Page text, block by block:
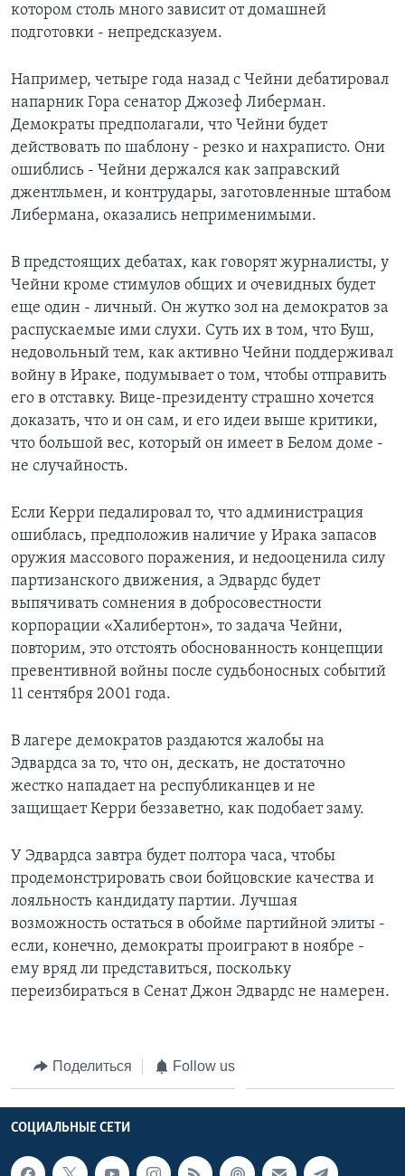
котором столь много зависит от домашней
подготовки - непредсказуем.
Например, четыре года назад с Чейни дебатировал
напарник Гора сенатор Джозеф Либерман.
Демократы предполагали, что Чейни будет
действовать по шаблону - резко и нахраписто. Они
ошиблись - Чейни держался как заправский
джентльмен, и контрудары, заготовленные штабом
Либермана, оказались неприменимыми.
В предстоящих дебатах, как говорят журналисты, у
Чейни кроме стимулов общих и очевидных будет
еще один - личный. Он жутко зол на демократов за
распускаемые ими слухи. Суть их в том, что Буш,
недовольный тем, как активно Чейни поддерживал
войну в Ираке, подумывает о том, чтобы отправить
его в отставку. Вице-президенту страшно хочется
доказать, что и он сам, и его идеи выше критики,
что большой вес, который он имеет в Белом доме -
не случайность.
Если Керри педалировал то, что администрация
ошиблась, предположив наличие у Ирака запасов
оружия массового поражения, и недооценила силу
партизанского движения, а Эдвардс будет
выпячивать сомнения в добросовестности
корпорации «Халибертон», то задача Чейни,
повторим, это отстоять обоснованность концепции
превентивной войны после судьбоносных событий
11 сентября 2001 года.
В лагере демократов раздаются жалобы на
Эдвардса за то, что он, дескать, не достаточно
жестко нападает на республиканцев и не
защищает Керри беззаветно, как подобает заму.
У Эдвардса завтра будет полтора часа, чтобы
продемонстрировать свои бойцовские качества и
лояльность кандидату партии. Лучшая
возможность остаться в обойме партийной элиты -
если, конечно, демократы проиграют в ноябре -
ему вряд ли представиться, поскольку
переизбираться в Сенат Джон Эдвардс не намерен.
Поделиться Follow us
СОЦИАЛЬНЫЕ СЕТИ